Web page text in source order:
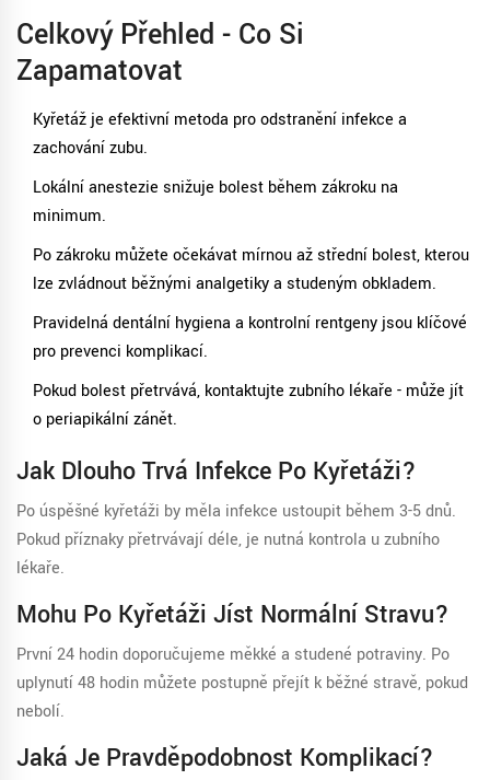
Celkový Přehled - Co Si
Zapamatovat
Kyřetáž je efektivní metoda pro odstranění infekce a
zachování zubu.
Lokální anestezie snižuje bolest během zákroku na
minimum.
Po zákroku můžete očekávat mírnou až střední bolest, kterou
lze zvládnout běžnými analgetiky a studeným obkladem.
Pravidelná dentální hygiena a kontrolní rentgeny jsou klíčové
pro prevenci komplikací.
Pokud bolest přetrvává, kontaktujte zubního lékaře - může jít
o periapikální zánět.
Jak Dlouho Trvá Infekce Po Kyřetáži?
Po úspěšné kyřetáži by měla infekce ustoupit během 3-5 dnů.
Pokud příznaky přetrvávají déle, je nutná kontrola u zubního
lékaře.
Mohu Po Kyřetáži Jíst Normální Stravu?
První 24 hodin doporučujeme měkké a studené potraviny. Po
uplynutí 48 hodin můžete postupně přejít k běžné stravě, pokud
nebolí.
Jaká Je Pravděpodobnost Komplikací?